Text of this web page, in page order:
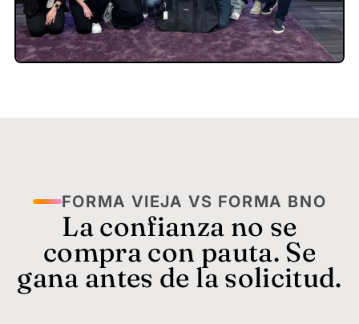
FORMA VIEJA VS FORMA BNO
La confianza no se
compra con pauta. Se
gana antes de la solicitud.